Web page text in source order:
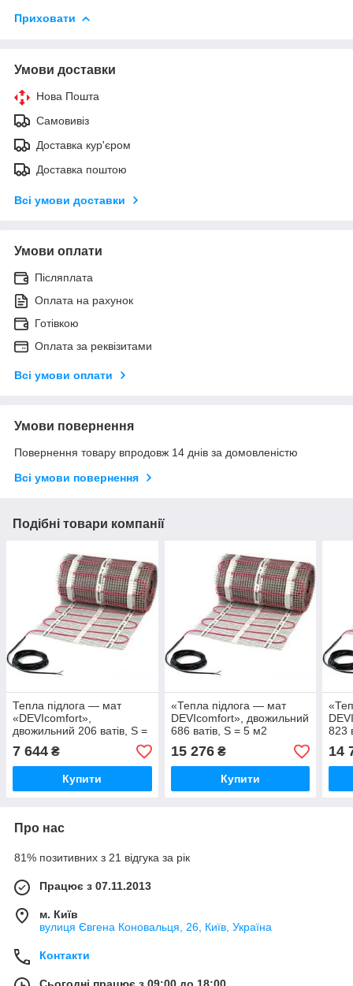
Приховати
Умови доставки
Нова Пошта
Самовивіз
Доставка кур'єром
Доставка поштою
Всі умови доставки
Умови оплати
Післяплата
Оплата на рахунок
Готівкою
Оплата за реквізитами
Всі умови оплати
Умови повернення
Повернення товару впродовж 14 днів за домовленістю
Всі умови повернення
Подібні товари компанії
Тепла підлога — мат
«DEVIcomfort»,
двожильний 206 ватів, S =
1,5 м2
7 644 ₴
Купити
«Тепла підлога — мат
DEVIcomfort», двожильний
686 ватів, S = 5 м2
15 276₴
Купити
823
14
Про нас
81% позитивних з 21 відгука за рік
Працює з 07.11.2013
м. Київ
вулиця Євгена Коновальця, 26, Київ, Україна
Контакти